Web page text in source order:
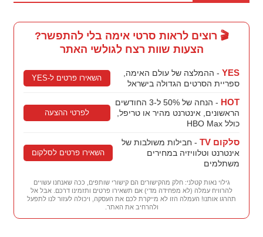
🎬 רוצים לראות סרטי אימה בלי להתפשר?
הצעות שוות רצח לגולשי האתר
YES - ההמלצה של עולם האימה,
ספריית הסרטים הגדולה בישראל
השאירו פרטים ל-YES
HOT
- הנחה של 50% ל-3 החודשים
הראשונים, אינטרנט מהיר או טריפל,
כולל HBO Max
לפרטי ההצעה
סלקום TV
- חבילות משולבות של
אינטרנט וטלוויזיה במחירים
משתלמים
השאירו פרטים לסלקום
גילוי נאות קטלני: חלק מהקישורים הם קישורי שותפים, ככה שאנחנו עשויים
להרוויח עמלה (לא מפחידה מדי) אם תשאירו פרטים ותזמינו דרכם. אבל אל
תהרגו אותנו! העמלה הזו לא מייקרת לכם את העסקה, ויכולה לעזור לנו לתפעל
ולהרחיב את האתר.